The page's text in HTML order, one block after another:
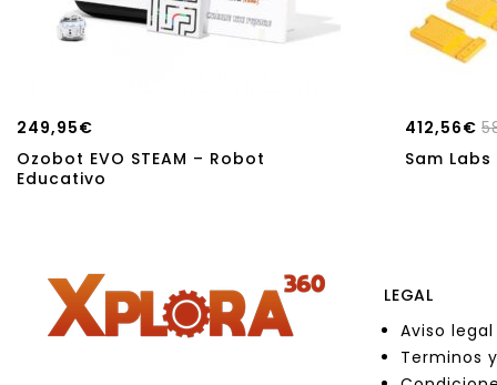
249,95€
Ozobot EVO STEAM – Robot
Educativo
412,56€
Sam Labs
LEGAL
Aviso legal
Terminos